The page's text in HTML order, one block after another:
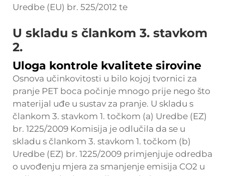
Uredbe (EU) br. 525/2012 te
U skladu s člankom 3. stavkom
2.
Uloga kontrole kvalitete sirovine
Osnova učinkovitosti u bilo kojoj tvornici za
pranje PET boca počinje mnogo prije nego što
materijal uđe u sustav za pranje. U skladu s
člankom 3. stavkom 1. točkom (a) Uredbe (EZ)
br. 1225/2009 Komisija je odlučila da se u
skladu s člankom 3. stavkom 1. točkom (b)
Uredbe (EZ) br. 1225/2009 primjenjuje odredba
o uvođenju mjera za smanjenje emisija CO2 u